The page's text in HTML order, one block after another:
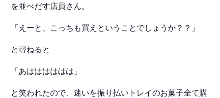
を並べだす店員さん。
「えーと、こっちも買えということでしょうか？？」
と尋ねると
「あはははははは」
と笑われたので、迷いを振り払いトレイのお菓子全て購